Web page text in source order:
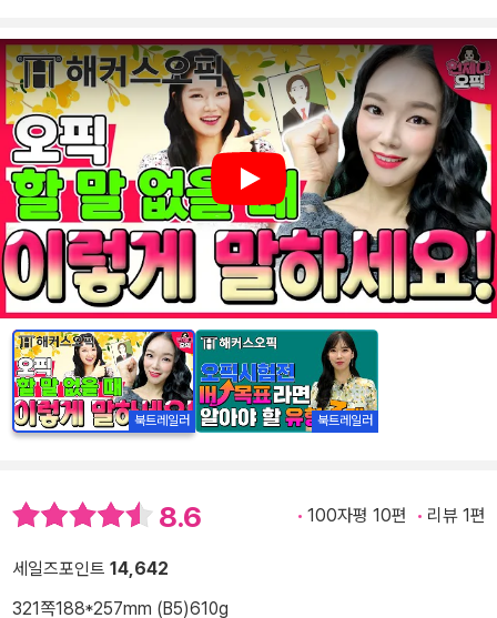
Play
북트레일러 북트레일러
8.6 100자평 10편 리뷰 1편
세일즈포인트 14,642
321쪽188*257mm (B5)610g